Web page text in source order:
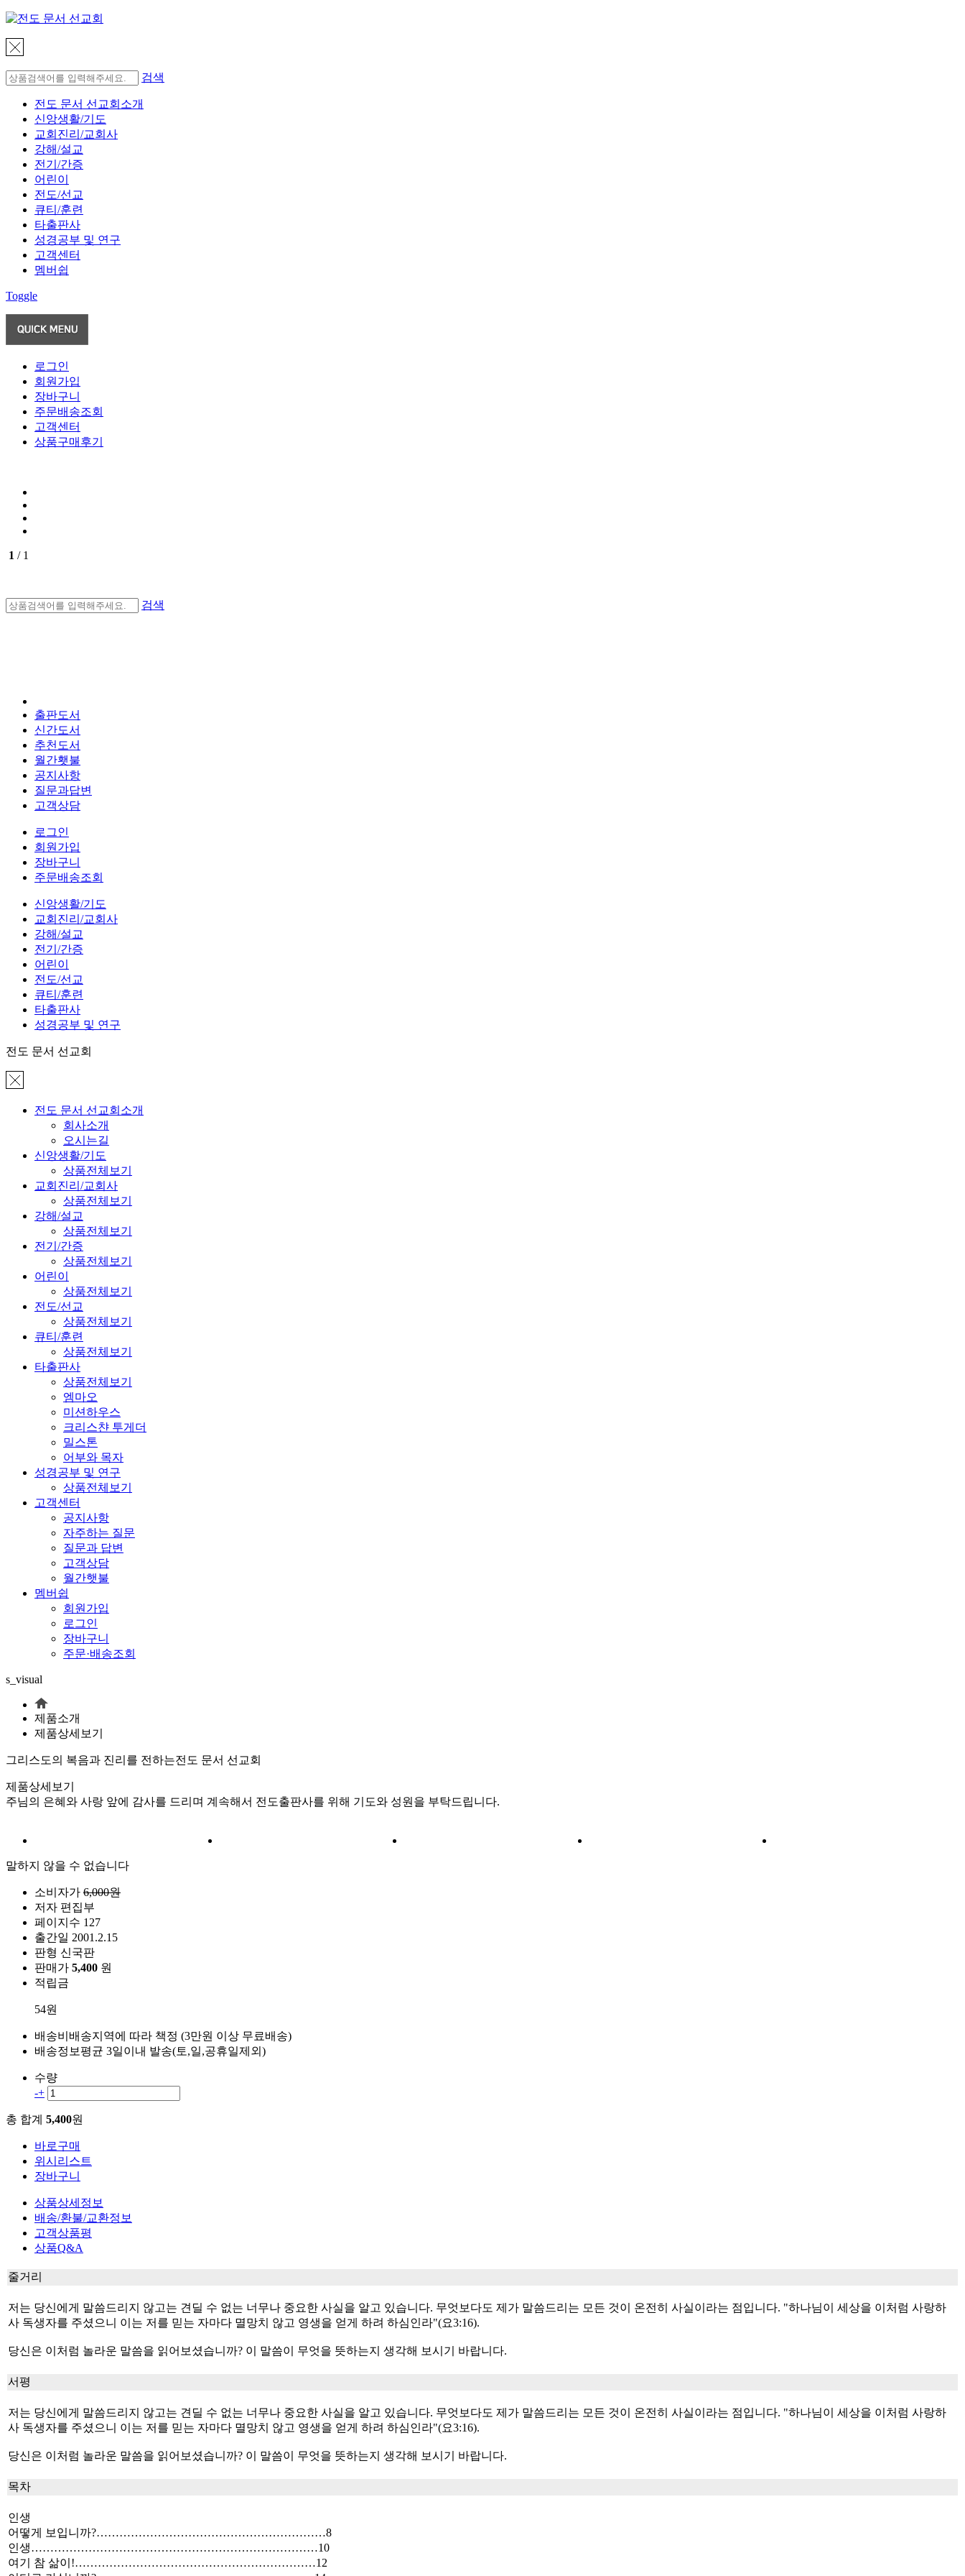
검색
전도 문서 선교회소개
신앙생활/기도
교회진리/교회사
강해/설교
전기/간증
어린이
전도/선교
큐티/훈련
타출판사
성경공부 및 연구
고객센터
멤버쉽
Toggle
로그인
회원가입
장바구니
주문배송조회
고객센터
상품구매후기
1 / 1
검색
출판도서
신간도서
추천도서
월간횃불
공지사항
질문과답변
고객상담
로그인
회원가입
장바구니
주문배송조회
신앙생활/기도
교회진리/교회사
강해/설교
전기/간증
어린이
전도/선교
큐티/훈련
타출판사
성경공부 및 연구
전도 문서 선교회
전도 문서 선교회소개
회사소개
오시는길
신앙생활/기도
상품전체보기
교회진리/교회사
상품전체보기
강해/설교
상품전체보기
전기/간증
상품전체보기
어린이
상품전체보기
전도/선교
상품전체보기
큐티/훈련
상품전체보기
타출판사
상품전체보기
엠마오
미션하우스
크리스챤 투게더
밀스톤
어부와 목자
성경공부 및 연구
상품전체보기
고객센터
공지사항
자주하는 질문
질문과 답변
고객상담
월간햇불
멤버쉽
회원가입
로그인
장바구니
주문·배송조회
s_visual
제품소개
제품상세보기
그리스도의 복음과 진리를 전하는전도 문서 선교회
제품상세보기
주님의 은혜와 사랑 앞에 감사를 드리며 계속해서 전도출판사를 위해 기도와 성원을 부탁드립니다.
말하지 않을 수 없습니다
소비자가 6,000원
저자 편집부
페이지수 127
출간일 2001.2.15
판형 신국판
판매가 5,400 원
적립금
54원
배송비 배송지역에 따라 책정 (3만원 이상 무료배송)
배송정보평균 3일이내 발송(토,일,공휴일제외)
수량
-+
총 합계 5,400원
바로구매
위시리스트
장바구니
상품상세정보
배송/환불/교환정보
고객상품평
상품Q&A
줄거리
저는 당신에게 말씀드리지 않고는 견딜 수 없는 너무나 중요한 사실을 알고 있습니다. 무엇보다도 제가 말씀드리는 모든 것이 온전히 사실이라는 점입니다. "하나님이 세상을 이처럼 사랑하
사 독생자를 주셨으니 이는 저를 믿는 자마다 멸망치 않고 영생을 얻게 하려 하심인라"(요3:16).
당신은 이처럼 놀라운 말씀을 읽어보셨습니까? 이 말씀이 무엇을 뜻하는지 생각해 보시기 바랍니다.
서평
저는 당신에게 말씀드리지 않고는 견딜 수 없는 너무나 중요한 사실을 알고 있습니다. 무엇보다도 제가 말씀드리는 모든 것이 온전히 사실이라는 점입니다. "하나님이 세상을 이처럼 사랑하
사 독생자를 주셨으니 이는 저를 믿는 자마다 멸망치 않고 영생을 얻게 하려 하심인라"(요3:16).
당신은 이처럼 놀라운 말씀을 읽어보셨습니까? 이 말씀이 무엇을 뜻하는지 생각해 보시기 바랍니다.
목차
인생
어떻게 보입니까?……………………………………………………8
인생…………………………………………………………………10
여기 참 삶이!………………………………………………………12